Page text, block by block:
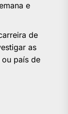
e
de
as
país de